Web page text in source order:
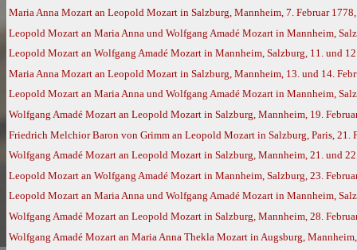
Maria Anna Mozart an Leopold Mozart in Salzburg, Mannheim, 7. Februar
Leopold Mozart an Maria Anna und Wolfgang Amadé Mozart in Mannheim,
Leopold Mozart an Wolfgang Amadé Mozart in Mannheim, Salzburg, 11. und
Maria Anna Mozart an Leopold Mozart in Salzburg, Mannheim, 13. und 14.
Leopold Mozart an Maria Anna und Wolfgang Amadé Mozart in Mannheim,
Wolfgang Amadé Mozart an Leopold Mozart in Salzburg, Mannheim, 19.
Friedrich Melchior Baron von Grimm an Leopold Mozart in Salzburg, Paris, 21.
Wolfgang Amadé Mozart an Leopold Mozart in Salzburg, Mannheim, 21. und
Leopold Mozart an Wolfgang Amadé Mozart in Mannheim, Salzburg, 23.
Leopold Mozart an Maria Anna und Wolfgang Amadé Mozart in Mannheim,
Wolfgang Amadé Mozart an Leopold Mozart in Salzburg, Mannheim, 28.
Wolfgang Amadé Mozart an Maria Anna Thekla Mozart in Augsburg,